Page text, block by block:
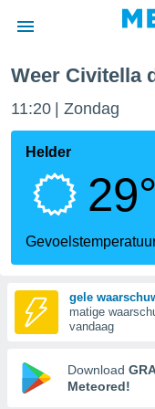
door
verstrekte
hoge
hebt de
voor
op basis
Weer Civitella
11:20 Zondag
Helder
29°
gele
matige
vandaag
Download
Meteored!